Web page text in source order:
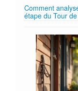
Comment
étape du Tour